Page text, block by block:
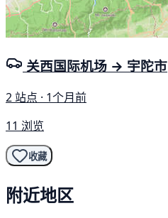
关西国际机场 → 宇陀市
2 站点 · 1个月前
11 浏览
收藏
附近地区